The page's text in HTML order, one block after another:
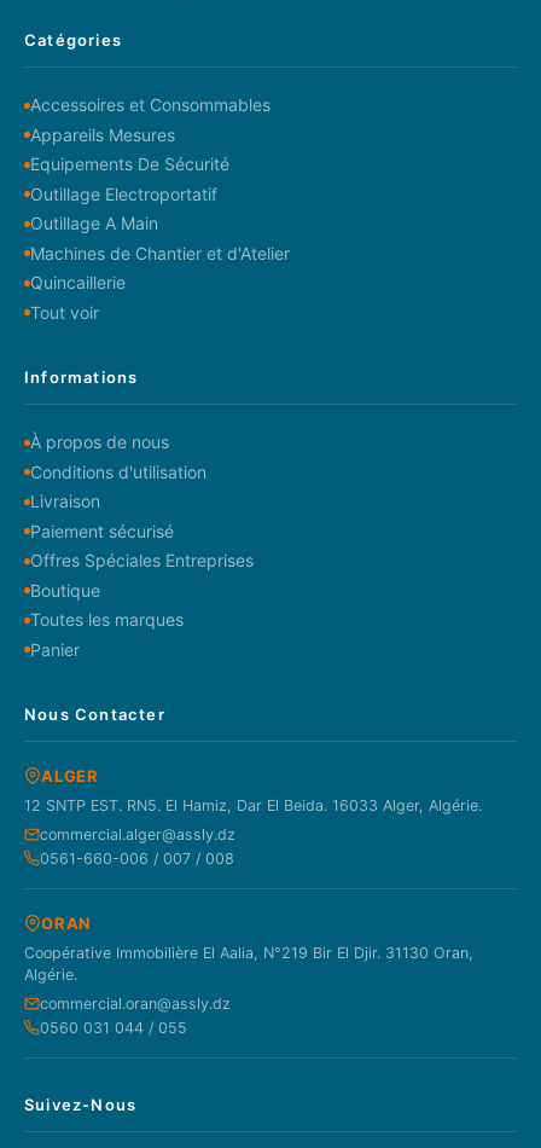
Catégories
Accessoires et Consommables
Appareils Mesures
Equipements De Sécurité
Outillage Electroportatif
Outillage A Main
Machines de Chantier et d'Atelier
Quincaillerie
Tout voir
Informations
À propos de nous
Conditions d'utilisation
Livraison
Paiement sécurisé
Offres Spéciales Entreprises
Boutique
Toutes les marques
Panier
Nous Contacter
ALGER
12 SNTP EST. RN5. El Hamiz, Dar El Beida. 16033 Alger, Algérie.
commercial.alger@assly.dz
0561-660-006 / 007 / 008
ORAN
Coopérative Immobilière El Aalia, N°219 Bir El Djir. 31130 Oran,
Algérie.
commercial.oran@assly.dz
0560 031 044 / 055
Suivez-Nous